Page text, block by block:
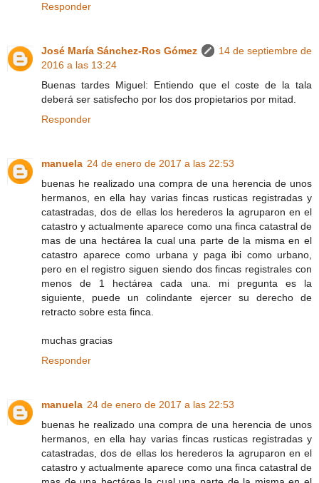
Responder
José María Sánchez-Ros Gómez
14 de septiembre de
2016 a las 13:24
Buenas tardes Miguel: Entiendo que el coste de la tala
deberá ser satisfecho por los dos propietarios por mitad.
Responder
manuela 24 de enero de 2017 a las 22:53
buenas he realizado una compra de una herencia de unos
hermanos, en ella hay varias fincas rusticas registradas y
catastradas, dos de ellas los herederos la agruparon en el
catastro y actualmente aparece como una finca catastral de
mas de una hectárea la cual una parte de la misma en el
catastro aparece como urbana y paga ibi como urbano,
pero en el registro siguen siendo dos fincas registrales con
menos de 1 hectárea cada una. mi pregunta es la
siguiente, puede un colindante ejercer su derecho de
retracto sobre esta finca.
muchas gracias
Responder
manuela 24 de enero de 2017 a las 22:53
buenas he realizado una compra de una herencia de unos
hermanos, en ella hay varias fincas rusticas registradas y
catastradas, dos de ellas los herederos la agruparon en el
catastro y actualmente aparece como una finca catastral de